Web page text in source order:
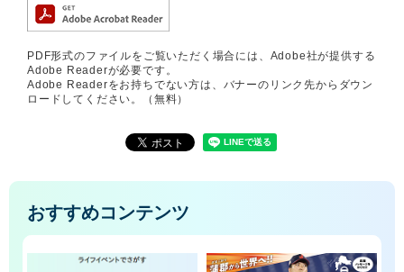
PDF形式のファイルをご覧いただく場合には、Adobe社が提供する
Adobe Readerが必要です。
Adobe Readerをお持ちでない方は、バナーのリンク先からダウン
ロードしてください。（無料）
おすすめコンテンツ